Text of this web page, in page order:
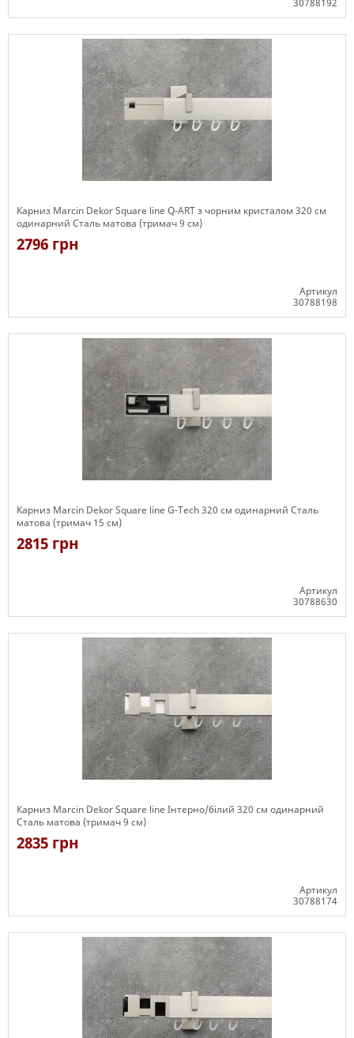
30788192
Карниз Marcin Dekor Square line Q-ART з чорним кристалом 320 см
одинарний Сталь матова (тримач 9 см)
2796 грн
Артикул
30788198
Карниз Marcin Dekor Square line G-Tech 320 см одинарний Сталь
матова (тримач 15 см)
2815 грн
Артикул
30788630
Карниз Marcin Dekor Square line Інтерно/білий 320 см одинарний
Сталь матова (тримач 9 см)
2835 грн
Артикул
30788174